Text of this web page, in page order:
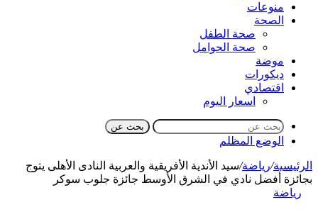
منوعات
الصحة
صحة الطفل
صحة الحوامل
موضة
ديكورات
اقتصادي
اسعار اليوم
بحث عن
الوضع المظلم
الرئيسية/رياضة/سيد الأندية الأفريقية والعربية النادى الأهلى يتوج
بجائزة أفضل نادي في الشرق الأوسط جائزة جلوب سوكر
رياضة